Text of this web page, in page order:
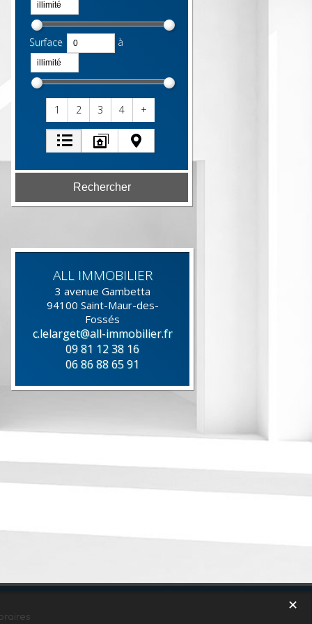
Surface à
1 2 3 4 +
ALL IMMOBILIER
3 avenue Gambetta
94100 Saint-Maur-des-
Fossés
c.lelarget@all-immobilier.fr
09 81 12 38 16
06 86 88 65 91
✕